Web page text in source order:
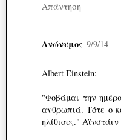
Απάντηση
Ανώνυμος 9/9/14
Albert Einstein:
"Φοβάμαι την
ανθρωπιά. Τότε ο
ηλίθιους." Αϊνστάιν